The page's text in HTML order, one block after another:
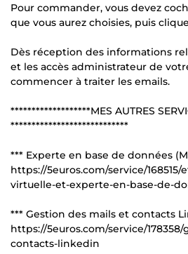
Pour commander, vous devez
que vous aurez choisies, puis
Dès réception des informations
et les accès administrateur de
commencer à traiter les emails.
*******************MES AUTRES
****************************
*** Experte en base de données
https://5euros.com/service/
virtuelle-et-experte-en-base-de-
*** Gestion des mails et contacts
https://5euros.com/service/
contacts-linkedin